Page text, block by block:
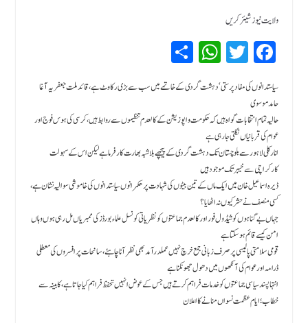
ولایت نیوز شیئر کریں
Fa
ce
bo
ok
T
wi
tte
r
W
hat
sA
pp
Sh
ar
e
سیاستدانوں کی مفاد پرستی ‘دہشت گردی کے خاتمے میں سب سے بڑی رکاوٹ ہے،قائد ملت جعفریہ آغا
حامد موسوی
حالیہ تمام انتخابات گواہ ہیں کہ حکومت و اپوزیشن کے کالعدم تنظیموں سے روابط ہیں، کرسی کی ہوس فوج اور
عوام کی قربانیاں نگلتی جارہی ہے
انارکلی لاہور سے بلوچستان تک دہشت گردی کے پیچھے بلاشبہ بھارت کارفرما ہے لیکن اس کے سہولت
کارکراچی سے خیبر تک موجود ہیں
ڈیرہ اسماعیل خان میں ایک ماں کے تین بیٹوں کی شہادت پر حکمرانوں سیاستدانوں کی خاموشی سوالیہ نشان ہے،
کسی منصف نے حشر کیوں نہ اٹھایا؟
جہاں بے گناہوں کو شیڈول فور اور کالعدم جماعتوں کو نظریاتی کونسل علماء بورڈز کی ممبریاں مل رہی ہوں وہاں
امن کیسے قائم ہو سکتا ہے
قومی سلامتی پالیسی پرصرف زبانی جمع خرچ نہیں عملدرآمد بھی نظر آنا چاہئے، سانحات پر افسروں کی معطلی
ڈرامہ اور عوام کی آنکھوں میں دھول جھونکنا ہے
انتہا پسندسیاسی جماعتوں کو خدمات فراہم کرتے ہیں جس کے عوض انہیں تحفظ فراہم کیا جاتا ہے، کابینہ سے
خطاب؛ ایام عظمت نسواں منانے کا اعلان